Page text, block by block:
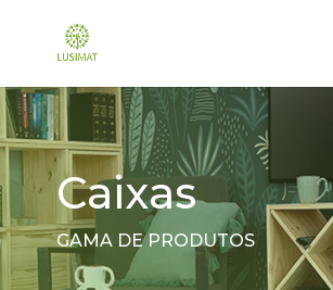
Caixas
GAMA DE PRODUTOS